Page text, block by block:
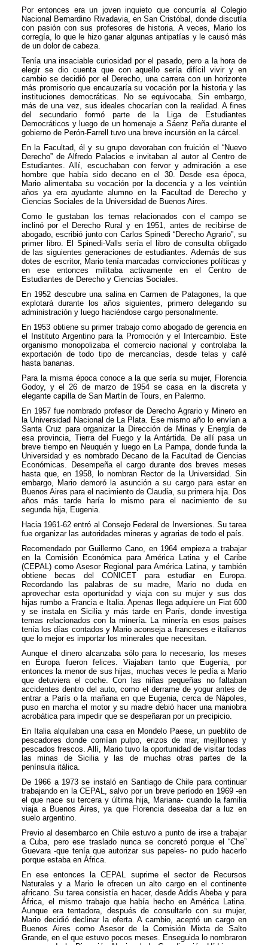
Por entonces era un joven inquieto que concurría al Colegio
Nacional Bernardino Rivadavia, en San Cristóbal, donde discutía
con pasión con sus profesores de historia. A veces, Mario los
corregía, lo que le hizo ganar algunas antipatías y le causó más
de un dolor de cabeza.
Tenía una insaciable curiosidad por el pasado, pero a la hora de
elegir se dio cuenta que con aquello sería difícil vivir y en
cambio se decidió por el Derecho, una carrera con un horizonte
más promisorio que encauzaría su vocación por la historia y las
instituciones democráticas. No se equivocaba. Sin embargo,
más de una vez, sus ideales chocarían con la realidad. A fines
del secundario formó parte de la Liga de Estudiantes
Democráticos y luego de un homenaje a Sáenz Peña durante el
gobierno de Perón-Farrell tuvo una breve incursión en la cárcel.
En la Facultad, él y su grupo devoraban con fruición el “Nuevo
Derecho” de Alfredo Palacios e invitaban al autor al Centro de
Estudiantes. Allí, escuchaban con fervor y admiración a ese
hombre que había sido decano en el 30. Desde esa época,
Mario alimentaba su vocación por la docencia y a los veintiún
años ya era ayudante alumno en la Facultad de Derecho y
Ciencias Sociales de la Universidad de Buenos Aires.
Como le gustaban los temas relacionados con el campo se
inclinó por el Derecho Rural y en 1951, antes de recibirse de
abogado, escribió junto con Carlos Spinedi “Derecho Agrario”, su
primer libro. El Spinedi-Valls sería el libro de consulta obligado
de las siguientes generaciones de estudiantes. Además de sus
dotes de escritor, Mario tenía marcadas convicciones políticas y
en ese entonces militaba activamente en el Centro de
Estudiantes de Derecho y Ciencias Sociales.
En 1952 descubre una salina en Carmen de Patagones, la que
explotará durante los años siguientes, primero delegando su
administración y luego haciéndose cargo personalmente.
En 1953 obtiene su primer trabajo como abogado de gerencia en
el Instituto Argentino para la Promoción y el Intercambio. Este
organismo monopolizaba el comercio nacional y controlaba la
exportación de todo tipo de mercancías, desde telas y café
hasta bananas.
Para la misma época conoce a la que sería su mujer, Florencia
Godoy, y el 26 de marzo de 1954 se casa en la discreta y
elegante capilla de San Martín de Tours, en Palermo.
En 1957 fue nombrado profesor de Derecho Agrario y Minero en
la Universidad Nacional de La Plata. Ese mismo año lo envían a
Santa Cruz para organizar la Dirección de Minas y Energía de
esa provincia, Tierra del Fuego y la Antártida. De allí pasa un
breve tiempo en Neuquén y luego en La Pampa, donde funda la
Universidad y es nombrado Decano de la Facultad de Ciencias
Económicas. Desempeña el cargo durante dos breves meses
hasta que, en 1958, lo nombran Rector de la Universidad. Sin
embargo, Mario demoró la asunción a su cargo para estar en
Buenos Aires para el nacimiento de Claudia, su primera hija. Dos
años más tarde haría lo mismo para el nacimiento de su
segunda hija, Eugenia.
Hacia 1961-62 entró al Consejo Federal de Inversiones. Su tarea
fue organizar las autoridades mineras y agrarias de todo el país.
Recomendado por Guillermo Cano, en 1964 empieza a trabajar
en la Comisión Económica para América Latina y el Caribe
(CEPAL) como Asesor Regional para América Latina, y también
obtiene becas del CONICET para estudiar en Europa.
Recordando las palabras de su madre, Mario no duda en
aprovechar esta oportunidad y viaja con su mujer y sus dos
hijas rumbo a Francia e Italia. Apenas llega adquiere un Fiat 600
y se instala en Sicilia y más tarde en París, donde investiga
temas relacionados con la minería. La minería en esos países
tenía los días contados y Mario aconseja a franceses e italianos
que lo mejor es importar los minerales que necesitan.
Aunque el dinero alcanzaba sólo para lo necesario, los meses
en Europa fueron felices. Viajaban tanto que Eugenia, por
entonces la menor de sus hijas, muchas veces le pedía a Mario
que detuviera el coche. Con las niñas pequeñas no faltaban
accidentes dentro del auto, como el derrame de yogur antes de
entrar a París o la mañana en que Eugenia, cerca de Nápoles,
puso en marcha el motor y su madre debió hacer una maniobra
acrobática para impedir que se despeñaran por un precipicio.
En Italia alquilaban una casa en Mondelo Paese, un pueblito de
pescadores donde comían pulpo, erizos de mar, mejillones y
pescados frescos. Allí, Mario tuvo la oportunidad de visitar todas
las minas de Sicilia y las de muchas otras partes de la
península itálica.
De 1966 a 1973 se instaló en Santiago de Chile para continuar
trabajando en la CEPAL, salvo por un breve período en 1969 -en
el que nace su tercera y última hija, Mariana- cuando la familia
viaja a Buenos Aires, ya que Florencia deseaba dar a luz en
suelo argentino.
Previo al desembarco en Chile estuvo a punto de irse a trabajar
a Cuba, pero ese traslado nunca se concretó porque el “Che”
Guevara -que tenía que autorizar sus papeles- no pudo hacerlo
porque estaba en África.
En ese entonces la CEPAL suprime el sector de Recursos
Naturales y a Mario le ofrecen un alto cargo en el continente
africano. Su tarea consistía en hacer, desde Addis Abeba y para
África, el mismo trabajo que había hecho en América Latina.
Aunque era tentadora, después de consultarlo con su mujer,
Mario decidió declinar la oferta. A cambio, aceptó un cargo en
Buenos Aires como Asesor de la Comisión Mixta de Salto
Grande, en el que estuvo pocos meses. Enseguida lo nombraron